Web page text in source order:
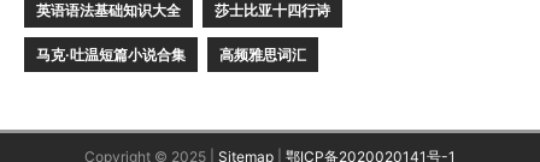
英语语法基础知识大全 莎士比亚十四行诗
马克·吐温短篇小说合集 高频雅思词汇
Copyright © 2025 | Sitemap 鄂ICP备2020020141号-1